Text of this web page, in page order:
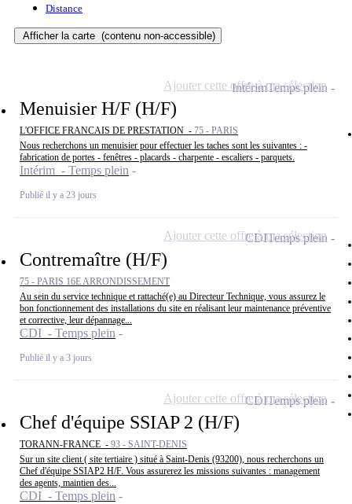
Distance
Afficher la carte (contenu non-accessible)
Menuisier H/F (H/F)
L'OFFICE FRANCAIS DE PRESTATION - 75 - PARIS
Nous recherchons un menuisier pour effectuer les taches sont les suivantes : -
fabrication de portes - fenêtres - placards - charpente - escaliers - parquets.
Intérim - Temps plein
Publié il y a 23 jours
IntérimTemps plein
Ajouter cette offre à ma sélection
Contremaître (H/F)
75 - PARIS 16E ARRONDISSEMENT
Au sein du service technique et rattaché(e) au Directeur Technique, vous assurez le
bon fonctionnement des installations du site en réalisant leur maintenance préventive
et corrective, leur dépannage...
CDI - Temps plein
Publié il y a 3 jours
CDITemps plein
Ajouter cette offre à ma sélection
Chef d'équipe SSIAP 2 (H/F)
TORANN-FRANCE - 93 - SAINT-DENIS
Sur un site client ( site tertiaire ) situé à Saint-Denis (93200), nous recherchons un
Chef d'équipe SSIAP2 H/F. Vous assurerez les missions suivantes : management
des agents, maintien des...
CDI - Temps plein
CDITemps plein
Ajouter cette offre à ma sélection